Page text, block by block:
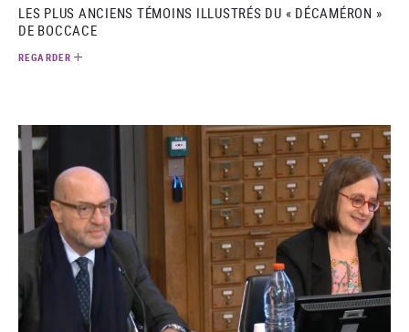
LES PLUS ANCIENS TÉMOINS ILLUSTRÉS DU « DÉCAMÉRON »
DE BOCCACE
REGARDER